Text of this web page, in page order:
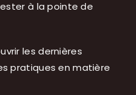
à la pointe de
les dernières
pratiques en matière